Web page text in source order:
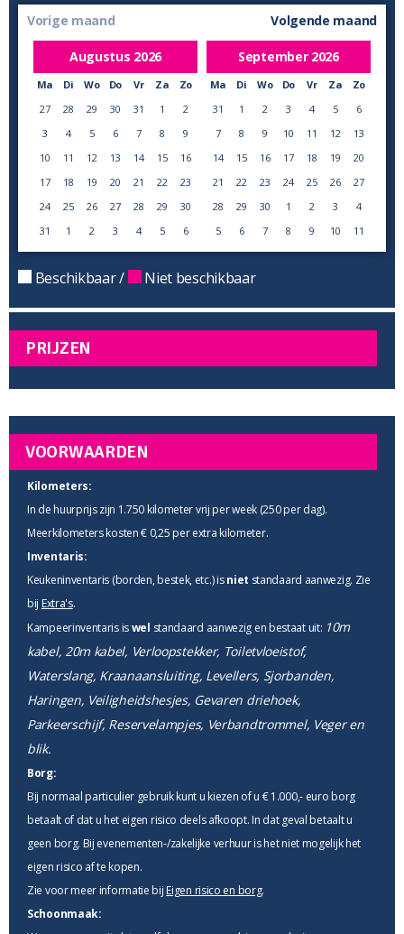
Vorige maand
Augustus 2026
Ma Di Wo Do Vr Za
Zo
27
28 29 30 31 1
2
3
4 5 6 7 8
9
10
11 12 13 14 15
16
17
18 19 20 21 22
23
24
25 26 27 28 29
30
31
1 2 3 4 5 6
Volgende maand
September 2026
Ma Di Wo Do Vr Za
Zo
31
1 2 3 4 5
6
7
8 9 10 11 12
13
14
15 16 17 18 19
20
21
22 23 24 25 26
27
28
29 30 1 2 3
4
5
6 7 8 9 10 11
Beschikbaar / Niet beschikbaar
PRIJZEN
VOORWAARDEN
Kilometers:
In de huurprijs zijn 1.750 kilometer vrij per week (250 per dag).
Meerkilometers kosten € 0,25 per extra kilometer.
Inventaris:
Keukeninventaris (borden, bestek, etc.) isniet standaard aanwezig. Zie
bij Extra's.
Kampeerinventaris iswel standaard aanwezig en bestaat uit: 10m
kabel, 20m kabel, Verloopstekker, Toiletvloeistof,
Waterslang, Kraanaansluiting, Levellers, Sjorbanden,
Haringen, Veiligheidshesjes, Gevaren driehoek,
Parkeerschijf, Reservelampjes, Verbandtrommel, Veger en
blik.
Borg:
Bij normaal particulier gebruik kunt u kiezen of u € 1.000,- euro borg
betaalt of dat u het eigen risico deels afkoopt. In dat geval betaalt u
geen borg. Bij evenementen-/zakelijke verhuur is het niet mogelijk het
eigen risico af te kopen.
Zie voor meer informatie bij Eigen risico en borg.
Schoonmaak: